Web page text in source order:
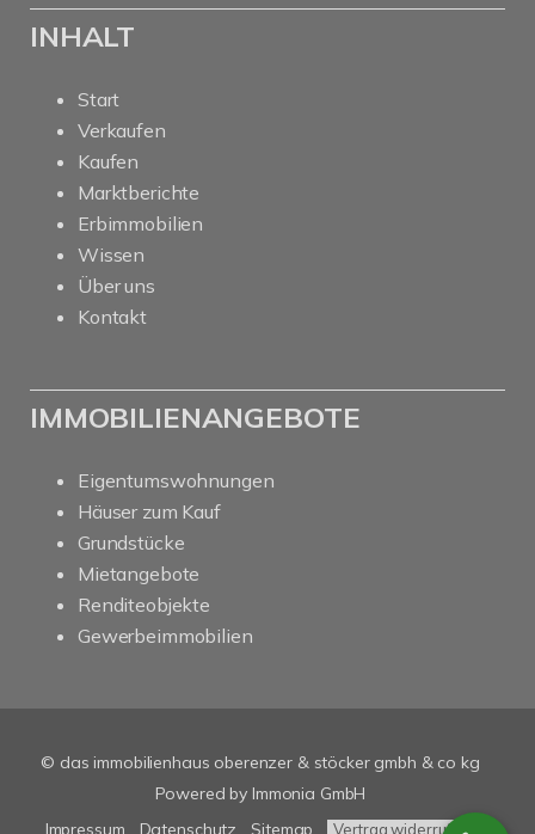
INHALT
Start
Verkaufen
Kaufen
Marktberichte
Erbimmobilien
Wissen
Über uns
Kontakt
IMMOBILIENANGEBOTE
Eigentumswohnungen
Häuser zum Kauf
Grundstücke
Mietangebote
Renditeobjekte
Gewerbeimmobilien
© das immobilienhaus oberenzer & stöcker gmbh & co kg
Powered by Immonia GmbH
Impressum
Datenschutz Sitemap Vertrag widerrufen